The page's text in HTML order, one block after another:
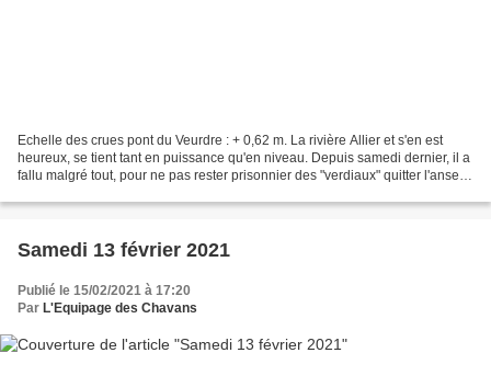
Echelle des crues pont du Veurdre : + 0,62 m. La rivière Allier et s'en est
heureux, se tient tant en puissance qu'en niveau. Depuis samedi dernier, il a
fallu malgré tout, pour ne pas rester prisonnier des "verdiaux" quitter l'anse
Samedi 13 février 2021
Publié le 15/02/2021 à 17:20
Par L'Equipage des Chavans